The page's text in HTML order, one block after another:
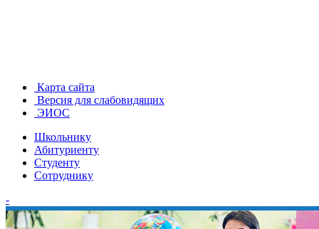
Карта сайта
Версия для слабовидящих
ЭИОС
Школьнику
Абитуриенту
Студенту
Сотруднику
-